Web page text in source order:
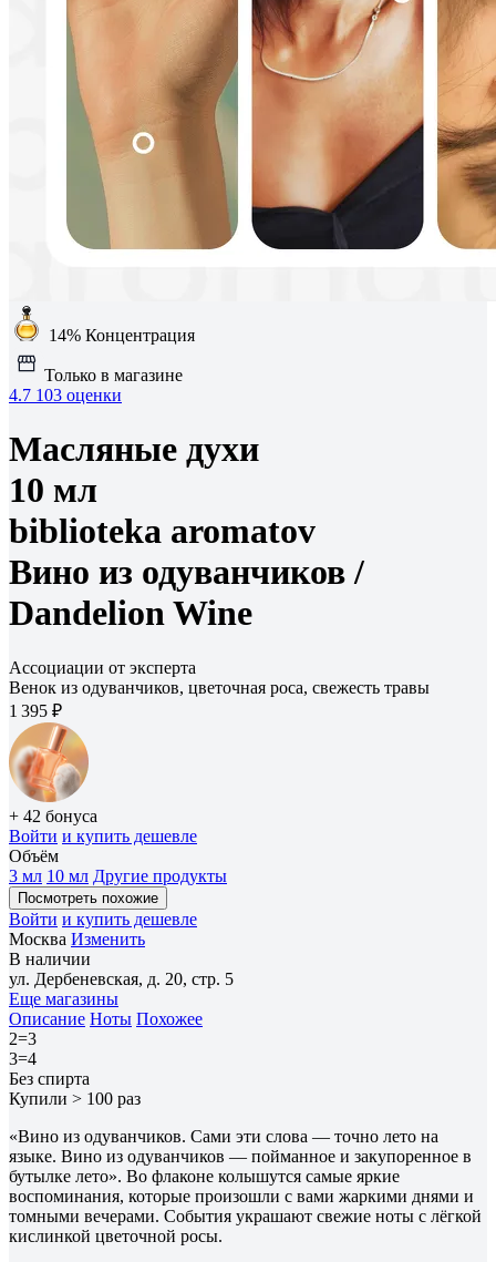
14% Концентрация
Только в магазине
4.7 103 оценки
Масляные духи
10 мл
biblioteka aromatov
Вино из одуванчиков /
Dandelion Wine
Ассоциации от эксперта
Венок из одуванчиков, цветочная роса, свежесть травы
1 395 ₽
+ 42 бонуса
Войти и купить дешевле
Объём
3 мл 10 мл Другие продукты
Посмотреть похожие
Войти и купить дешевле
Москва Изменить
В наличии
ул. Дербеневская, д. 20, стр. 5
Еще магазины
Описание Ноты Похожее
2=3
3=4
Без спирта
Купили > 100 раз
«Вино из одуванчиков. Сами эти слова — точно лето на
языке. Вино из одуванчиков — пойманное и закупоренное в
бутылке лето». Во флаконе колышутся самые яркие
воспоминания, которые произошли с вами жаркими днями и
томными вечерами. События украшают свежие ноты с лёгкой
кислинкой цветочной росы.